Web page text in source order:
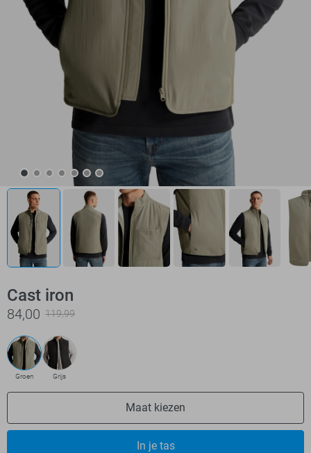
Cast iron
84,00 119,99
Groen Grijs
Maat kiezen
In je tas